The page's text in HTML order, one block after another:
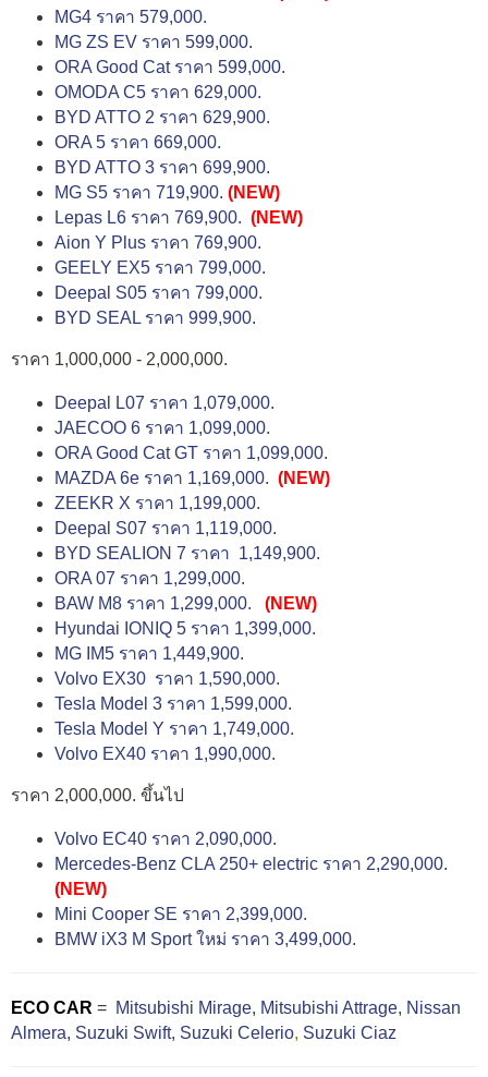
MG4 ราคา 579,000.
MG ZS EV ราคา 599,000.
ORA Good Cat ราคา 599,000.
OMODA C5 ราคา 629,000.
BYD ATTO 2 ราคา 629,900.
ORA 5 ราคา 669,000.
BYD ATTO 3 ราคา 699,900.
MG S5 ราคา 719,900. (NEW)
Lepas L6 ราคา 769,900. (NEW)
Aion Y Plus ราคา 769,900.
GEELY EX5 ราคา 799,000.
Deepal S05 ราคา 799,000.
BYD SEAL ราคา 999,900.
ราคา 1,000,000 - 2,000,000.
Deepal L07 ราคา 1,079,000.
JAECOO 6 ราคา 1,099,000.
ORA Good Cat GT ราคา 1,099,000.
MAZDA 6e ราคา 1,169,000. (NEW)
ZEEKR X ราคา 1,199,000.
Deepal S07 ราคา 1,119,000.
BYD SEALION 7 ราคา 1,149,900.
ORA 07 ราคา 1,299,000.
BAW M8 ราคา 1,299,000.
(NEW)
Hyundai IONIQ 5 ราคา 1,399,000.
MG IM5 ราคา 1,449,900.
Volvo EX30 ราคา 1,590,000.
Tesla Model 3 ราคา 1,599,000.
Tesla Model Y ราคา 1,749,000.
Volvo EX40 ราคา 1,990,000.
ราคา 2,000,000. ขึ้นไป
Volvo EC40 ราคา 2,090,000.
Mercedes-Benz CLA 250+ electric ราคา 2,290,000.
(NEW)
Mini Cooper SE ราคา 2,399,000.
BMW iX3 M Sport ใหม่ ราคา 3,499,000.
ECO CAR = Mitsubishi Mirage, Mitsubishi Attrage, Nissan
Almera, Suzuki Swift, Suzuki Celerio, Suzuki Ciaz